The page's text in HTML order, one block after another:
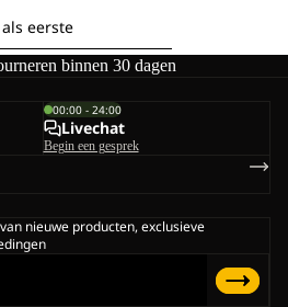
binnen 30 dagen
00:00 - 24:00
Livechat
Begin een gesprek
nieuwe producten, exclusieve